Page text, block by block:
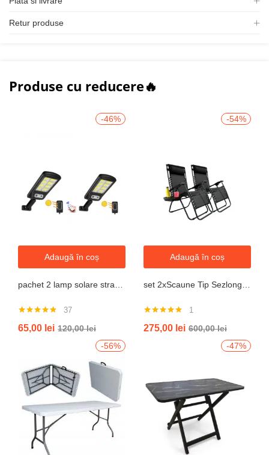
Retur produse
Produse cu reducere🔥
-46%
Adaugă în coș
pachet 2 lamp solare stradale 2×160 de leduri, senzor de miscare
4.76din 5
37
65,00 lei 120,00lei
-54%
Adaugă în coș
set 2xScaune Tip Sezlong Pliabil Gravitatie Zero Pentru Terasa, Gradina Sau Plaja , Tetiera, Suport Bauturi, Reglabil, Negru
5.00din 5
1
275,00 lei 600,00lei
-56%
-47%